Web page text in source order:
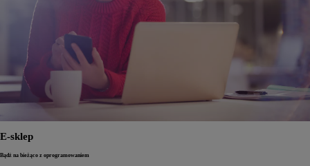
E-sklep
Bądź na bieżąco z oprogramowaniem